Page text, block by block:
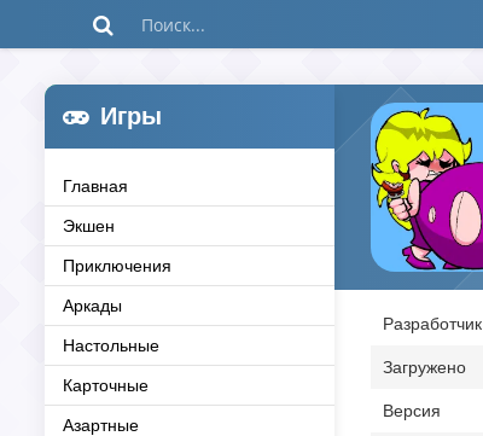
Игры
Главная
Экшен
Приключения
Аркады
Настольные
Карточные
Азартные
Разработчик
Загружено
Версия